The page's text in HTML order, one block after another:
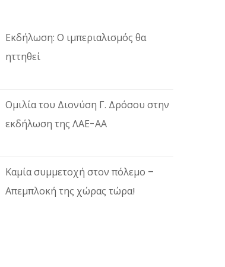
Εκδήλωση: Ο ιμπεριαλισμός θα
ηττηθεί
Ομιλία του Διονύση Γ. Δρόσου στην
εκδήλωση της ΛΑΕ-ΑΑ
Καμία συμμετοχή στον πόλεμο –
Απεμπλοκή της χώρας τώρα!